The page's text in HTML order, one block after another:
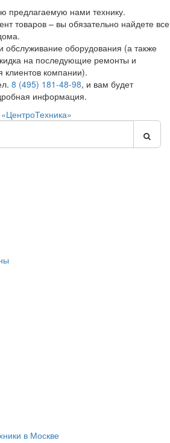
предлагаемую нами технику.
товаров – вы обязательно найдете все
обслуживание оборудования (а также
на последующие ремонты и
клиентов компании).
8 (495) 181-48-98, и вам будет
информация.
в Москве